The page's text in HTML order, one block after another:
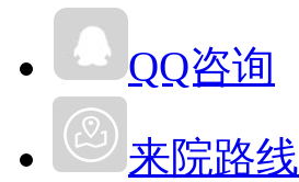
QQ咨询
来院路线